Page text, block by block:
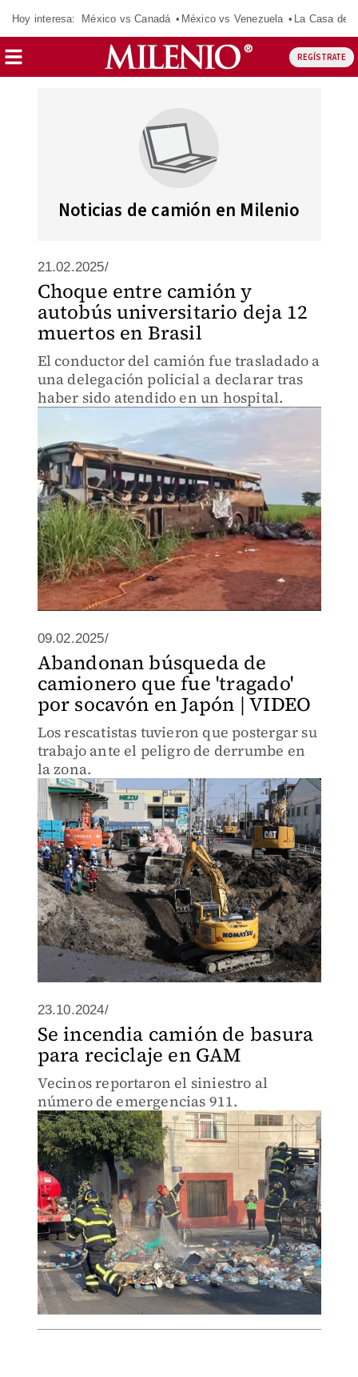
Hoy interesa: México vs Canadá México vs Venezuela La Casa de
REGÍSTRATE
Noticias de camión en Milenio
21.02.2025/
Choque entre camión y
autobús universitario deja 12
muertos en Brasil
El conductor del camión fue trasladado a
una delegación policial a declarar tras
haber sido atendido en un hospital.
09.02.2025/
Abandonan búsqueda de
camionero que fue 'tragado'
por socavón en Japón | VIDEO
Los rescatistas tuvieron que postergar su
trabajo ante el peligro de derrumbe en
la zona.
23.10.2024/
Se incendia camión de basura
para reciclaje en GAM
Vecinos reportaron el siniestro al
número de emergencias 911.